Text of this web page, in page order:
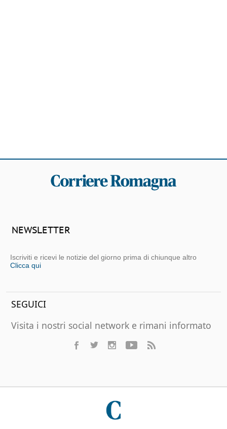
NEWSLETTER
Iscriviti e ricevi le notizie del giorno prima di chiunque altro
Clicca qui
SEGUICI
Visita i nostri social network e rimani informato